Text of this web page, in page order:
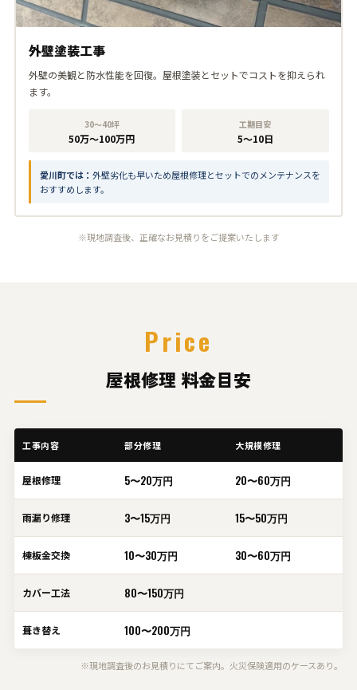
外壁塗装工事
外壁の美観と防水性能を回復。屋根塗装とセットでコストを抑えられ
ます。
30〜40坪
50万〜100万円
工期目安
5〜10日
愛川町では： 外壁劣化も早いため屋根修理とセットでのメンテナンスを
おすすめします。
※現地調査後、正確なお見積りをご提案いたします
Price
屋根修理 料金目安
工事内容 部分修理 大規模修理
屋根修理 5〜20万円 20〜60万円
雨漏り修理 3〜15万円 15〜50万円
棟板金交換 10〜30万円 30〜60万円
カバー工法 80〜150万円
葺き替え 100〜200万円
※現地調査後のお見積りにてご案内。火災保険適用のケースあり。